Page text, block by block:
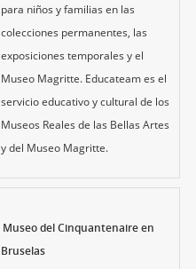
para niños y familias en las
colecciones permanentes, las
exposiciones temporales y el
Museo Magritte. Educateam es el
servicio educativo y cultural de los
Museos Reales de las Bellas Artes
y del Museo Magritte.
Museo del Cinquantenaire en
Bruselas